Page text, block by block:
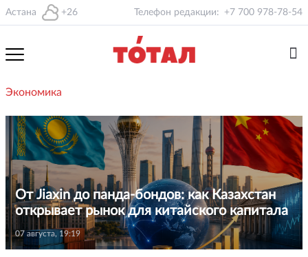
Астана +26 Телефон редакции: +7 700 978-78-54
Экономика
От Jiaxin до панда-бондов: как Казахстан
открывает рынок для китайского капитала
07 августа, 19:19